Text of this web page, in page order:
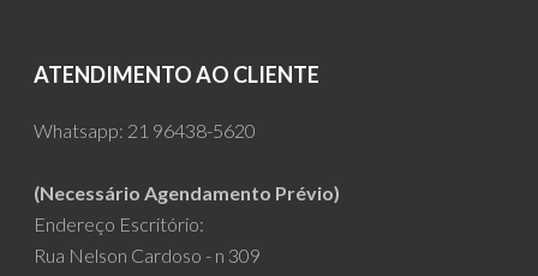
R$190.00.
R$179.00.
ATENDIMENTO AO CLIENTE
Whatsapp: 21 96438-5620
(Necessário Agendamento Prévio)
Endereço Escritório:
Rua Nelson Cardoso - n 309